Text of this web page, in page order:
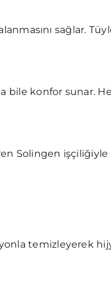
sağlar.
bile konfor sunar.
Solingen
temizleyerek